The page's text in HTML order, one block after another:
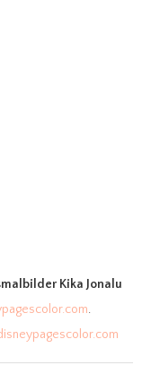
Kika Jonalu
.